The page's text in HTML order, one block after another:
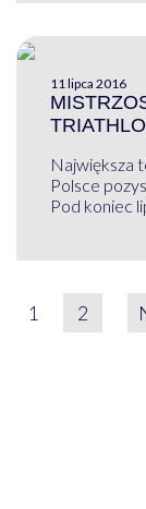
11 lipca 2016
Największa
Polsce
Pod koniec
1 2